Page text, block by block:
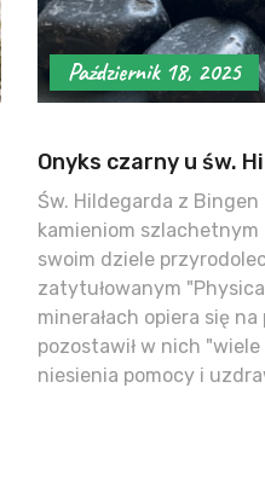
Październik 18, 2025
Onyks czarny u św.
Św. Hildegarda z Bingen
kamieniom szlachetnym
swoim dziele
zatytułowanym
minerałach opiera się
pozostawił w nich
niesienia pomocy i